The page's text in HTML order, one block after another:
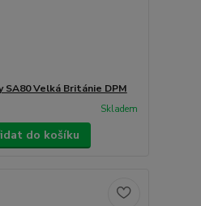
SA80 Velká Británie DPM
Skladem
do košíku